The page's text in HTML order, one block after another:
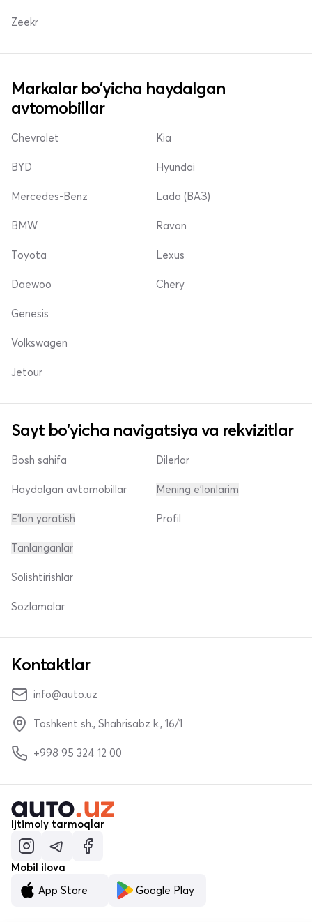
Zeekr
Markalar bo'yicha haydalgan
avtomobillar
Chevrolet
BYD
Mercedes-Benz
Kia
Hyundai
Lada (ВАЗ)
BMW
Toyota
Daewoo
Ravon
Lexus
Chery
Genesis
Volkswagen
Jetour
Sayt bo'yicha navigatsiya va rekvizitlar
Bosh sahifa
Haydalgan avtomobillar
E'lon yaratish
Dilerlar
Mening e'lonlarim
Profil
Tanlanganlar
Solishtirishlar
Sozlamalar
Kontaktlar
info@auto.uz
Toshkent sh., Shahrisabz k., 16/1
+998 95 324 12 00
Ijtimoiy tarmoqlar
Mobil ilova
App Store
Google Play